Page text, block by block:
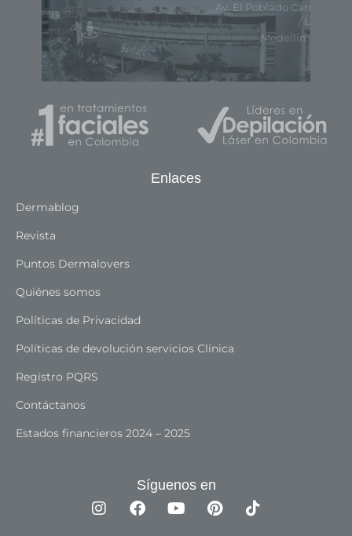
Av. El Poblado Carrera 43A Calle 7 Sur # 170
/ Local 1212
Medellín - Colombia
Enlaces
Dermablog
Revista
Puntos Dermalovers
Quiénes somos
Políticas de Privacidad
Políticas de devolución servicios Clínica
Registro PQRS
Contáctanos
Estados financieros 2024 – 2025
Síguenos en